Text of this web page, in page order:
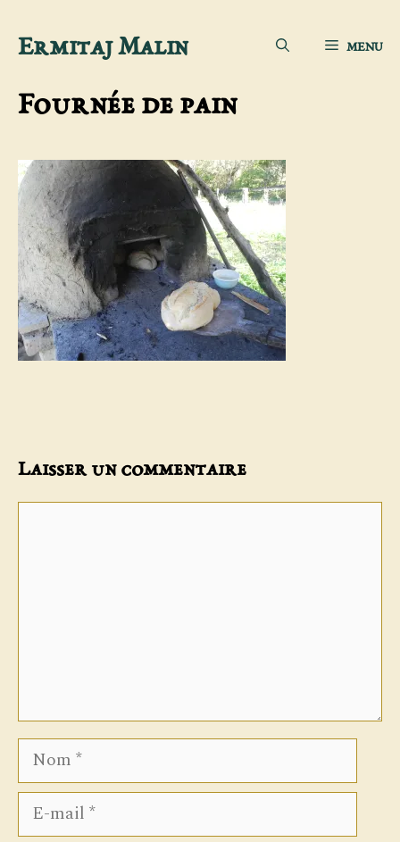
Aller
contenu
Ermitaj Malin MENU
Fournée de pain
Laisser un commentaire
Nom
E-
mail